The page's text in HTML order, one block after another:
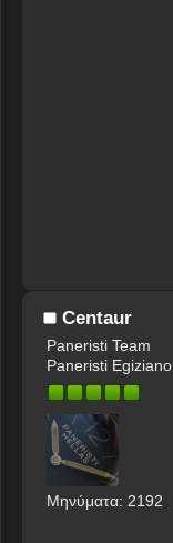
Centaur
Paneristi Team
Paneristi Egiziano
Μηνύματα: 2192